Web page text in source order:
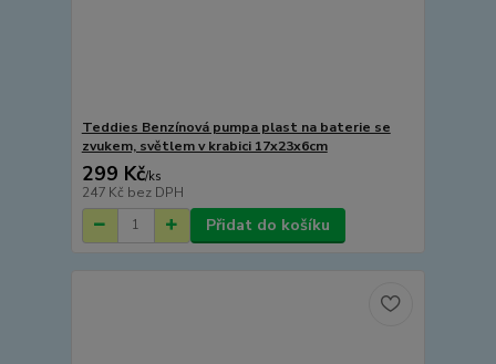
Teddies Benzínová pumpa plast na baterie se
zvukem, světlem v krabici 17x23x6cm
299 Kč/ks
247 Kč bez DPH
Přidat do košíku